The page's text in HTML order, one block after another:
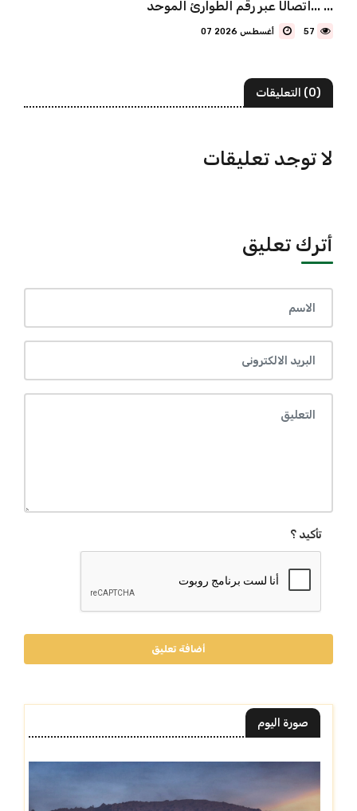
اتصالًا عبر رقم الطوارئ الموحد... ...
57
(0) التعليقات
لا توجد تعليقات
أترك تعليق
تأكيد ؟
أضافة تعليق
صورة اليوم